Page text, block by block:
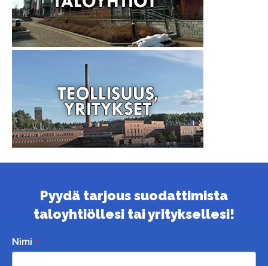
Pyydä tarjous suodattimista
taloyhtiöllesi tai yrityksellesi!
Nimi